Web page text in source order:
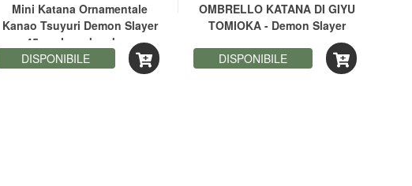
Mini Katana Ornamentale
Kanao Tsuyuri Demon Slayer
45 cm lama bamboo
DISPONIBILE
OMBRELLO KATANA DI GIYU
TOMIOKA - Demon Slayer
DISPONIBILE